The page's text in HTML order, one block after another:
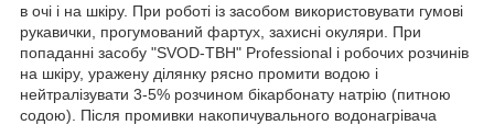
в очі і на шкіру. При роботі із засобом використовувати гумові
рукавички, прогумований фартух, захисні окуляри. При
попаданні засобу "SVOD-ТВН" Professional і робочих розчинів
на шкіру, уражену ділянку рясно промити водою і
нейтралізувати 3-5% розчином бікарбонату натрію (питною
содою). Після промивки накопичувального водонагрівача